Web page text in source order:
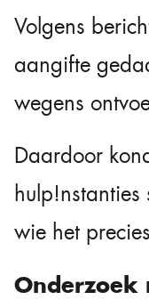
Volgens
aangifte
wegens
Daardoor
hulp!nstanties
wie het
Onderzoek